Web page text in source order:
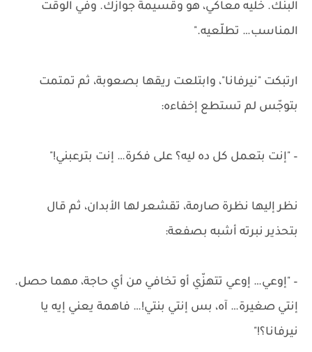
البنك. خليه معاكي، هو وقسيمة جوازك. وفي الوقت
المناسب… تطلّعيه."
ارتبكت "نيرفانا"، وابتلعت ريقها بصعوبة، ثم تمتمت
بتوجّس لم تستطع إخفاءه:
– "إنت بتعمل كل ده ليه؟ على فكرة… إنت بترعبني!"
نظر إليها نظرة صارمة، تقشعر لها الأبدان، ثم قال
بتحذير نبرته أشبه بصفعة:
– "إوعي… إوعي تتهزّي أو تخافي من أي حاجة، مهما حصل.
إنتي صغيرة… آه، بس إنتي بنتي!… فاهمة يعني إيه يا
نيرفانا؟!"